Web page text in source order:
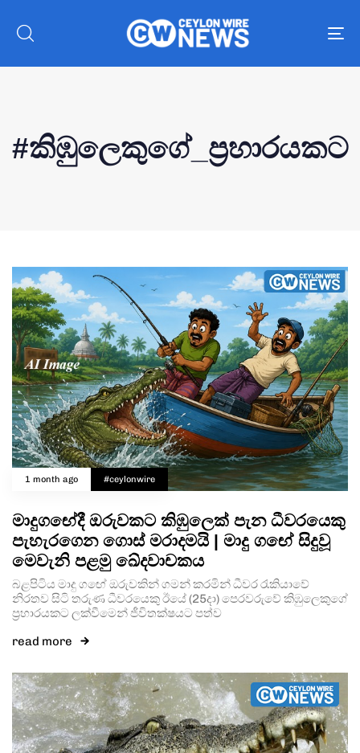
#කිඹුලෙකුගේ_ප්‍රහාරයකට
1 month ago #ceylonwire
මාදුගඟේදී ඔරුවකට කිඹුලෙක් පැන ධීවරයෙකු
පැහැරගෙන ගොස් මරාදමයි | මාදු ගඟේ සිදුවූ
මෙවැනි පළමු ඛේදවාචකය
බළපිටිය මාදු ගඟේ ඔරුවකින් ගමන් කරමින් ධීවර රැකියාවේ
නිරතව සිටි තරුණ ධීවරයෙකු ඊයේ (25දා) පෙරවරුවේ කිඹුලෙකුගේ
ප්‍රහාරයකට ලක්වීමෙන් ජීවිතක්ෂයට පත්ව
read more